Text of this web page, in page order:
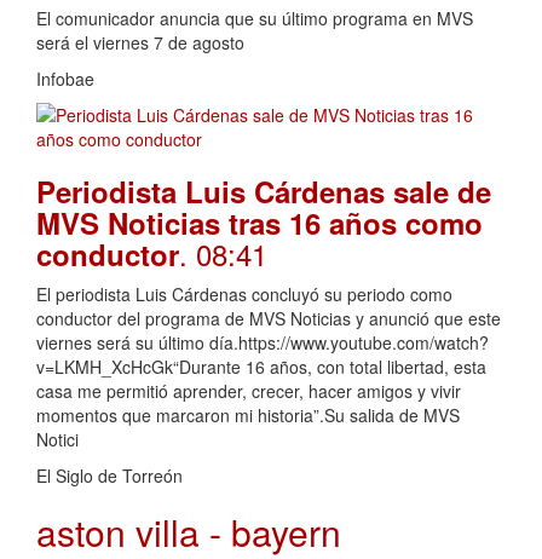
El comunicador anuncia que su último programa en MVS
será el viernes 7 de agosto
Infobae
Periodista Luis Cárdenas sale de
MVS Noticias tras 16 años como
conductor. 08:41
El periodista Luis Cárdenas concluyó su periodo como
conductor del programa de MVS Noticias y anunció que este
viernes será su último día.https://www.youtube.com/watch?
v=LKMH_XcHcGk“Durante 16 años, con total libertad, esta
casa me permitió aprender, crecer, hacer amigos y vivir
momentos que marcaron mi historia”.Su salida de MVS
Notici
El Siglo de Torreón
aston villa - bayern